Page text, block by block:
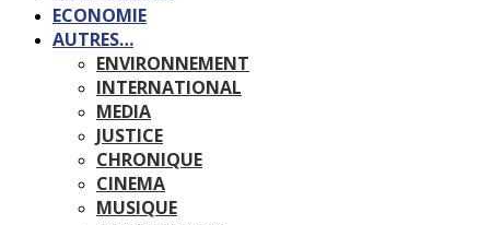
ECONOMIE
AUTRES…
ENVIRONNEMENT
INTERNATIONAL
MEDIA
JUSTICE
CHRONIQUE
CINEMA
MUSIQUE